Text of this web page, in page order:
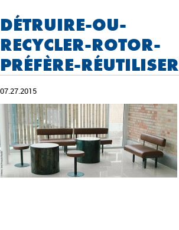
DÉTRUIRE-OU-
RECYCLER-ROTOR-
PRÉFÈRE-RÉUTILISER
07.27.2015